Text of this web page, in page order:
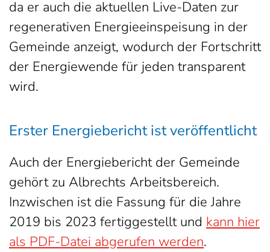
da er auch die aktuellen Live-Daten zur
regenerativen Energieeinspeisung in der
Gemeinde anzeigt, wodurch der Fortschritt
der Energiewende für jeden transparent
wird.
Erster Energiebericht ist veröffentlicht
Auch der Energiebericht der Gemeinde
gehört zu Albrechts Arbeitsbereich.
Inzwischen ist die Fassung für die Jahre
2019 bis 2023 fertiggestellt und kann hier
als PDF-Datei abgerufen werden.